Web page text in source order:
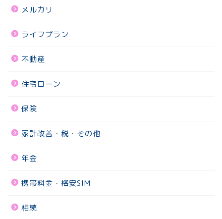
メルカリ
ライフプラン
不動産
住宅ローン
保険
家計改善・税・その他
年金
携帯料金・格安SIM
相続